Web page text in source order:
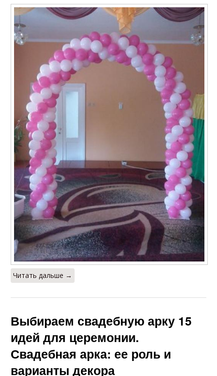
Читать дальше →
Выбираем свадебную арку 15
идей для церемонии.
Свадебная арка: ее роль и
варианты декора